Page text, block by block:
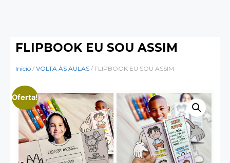
FLIPBOOK EU SOU ASSIM
Início / VOLTA ÀS AULAS / FLIPBOOK EU SOU ASSIM
Oferta!